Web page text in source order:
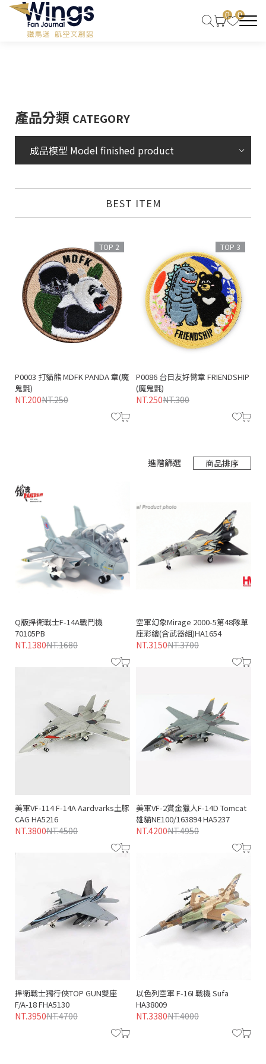
0 0
產品分類 CATEGORY
成品模型 Model finished product
BEST ITEM
P0003 打貓熊 MDFK PANDA 章(魔
鬼氈)
NT.200NT.250
P0086 台日友好臂章 FRIENDSHIP
(魔鬼氈)
NT.250NT.300
進階篩選 商品排序
Q版捍衛戰士F-14A戰鬥機
70105PB
NT.1380NT.1680
空軍幻象Mirage 2000-5第48隊單
座彩繪(含武器組)HA1654
NT.3150NT.3700
美軍VF-114 F-14A Aardvarks土豚
CAG HA5216
NT.3800NT.4500
美軍VF-2賞金獵人F-14D Tomcat
雄貓NE100/163894 HA5237
NT.4200NT.4950
捍衛戰士獨行俠TOP GUN雙座
F/A-18 FHA5130
NT.3950NT.4700
以色列空軍 F-16I 戰機 Sufa
HA38009
NT.3380NT.4000